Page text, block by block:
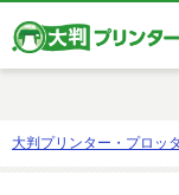
大判プリンター・プロッ